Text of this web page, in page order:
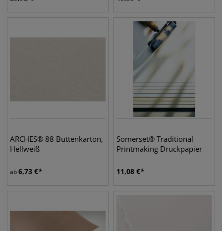
ARCHES® 88 Büttenkarton,
Hellweiß
ab6,73 €
Somerset® Traditional
Printmaking Druckpapier
11,08 €